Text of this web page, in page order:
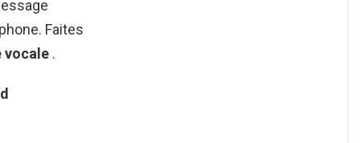
Faites
vocale .